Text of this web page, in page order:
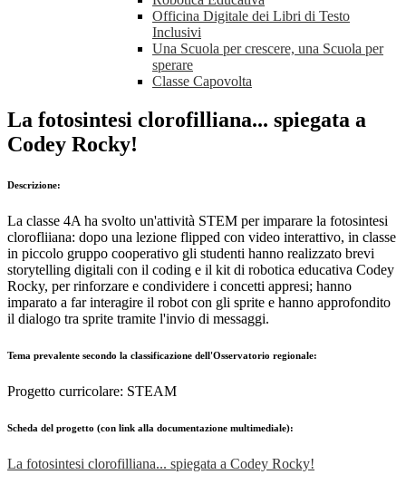
Officina Digitale dei Libri di Testo
Inclusivi
Una Scuola per crescere, una Scuola per
sperare
Classe Capovolta
La fotosintesi clorofilliana... spiegata a
Codey Rocky!
Descrizione:
La classe 4A ha svolto un'attività STEM per imparare la fotosintesi
clorofliiana: dopo una lezione flipped con video interattivo, in classe
in piccolo gruppo cooperativo gli studenti hanno realizzato brevi
storytelling digitali con il coding e il kit di robotica educativa Codey
Rocky, per rinforzare e condividere i concetti appresi; hanno
imparato a far interagire il robot con gli sprite e hanno approfondito
il dialogo tra sprite tramite l'invio di messaggi.
Tema prevalente secondo la classificazione dell'Osservatorio regionale:
Progetto curricolare: STEAM
Scheda del progetto (con link alla documentazione multimediale):
La fotosintesi clorofilliana... spiegata a Codey Rocky!